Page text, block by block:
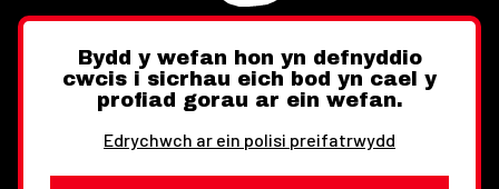
Twitter FacebookInstagram
Bydd y wefan hon yn defnyddio
cwcis i sicrhau eich bod yn cael y
profiad gorau ar ein wefan.
Edrychwch ar ein polisi preifatrwydd